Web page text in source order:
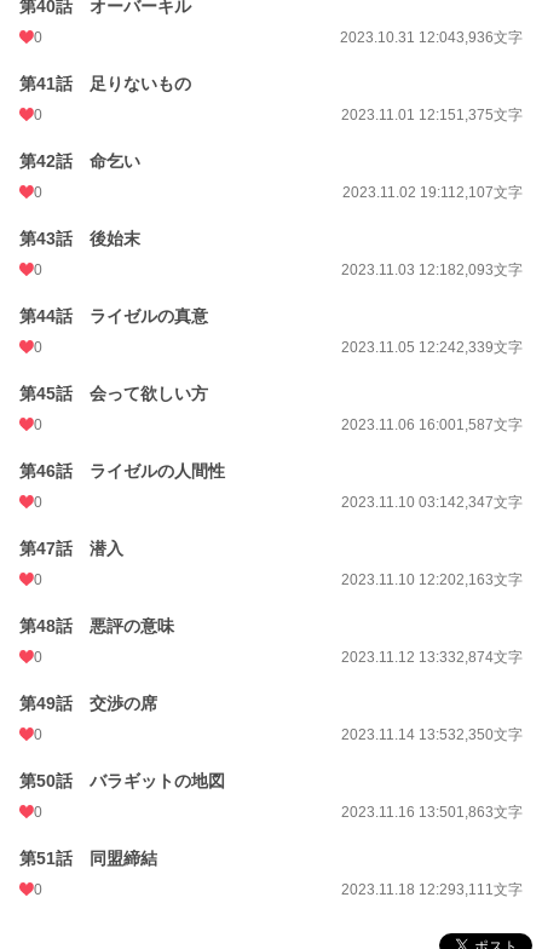
第40話 オーバーキル
0 2023.10.31 12:043,936文字
第41話 足りないもの
0 2023.11.01 12:151,375文字
第42話 命乞い
0 2023.11.02 19:112,107文字
第43話 後始末
0 2023.11.03 12:182,093文字
第44話 ライゼルの真意
0 2023.11.05 12:242,339文字
第45話 会って欲しい方
0 2023.11.06 16:001,587文字
第46話 ライゼルの人間性
0 2023.11.10 03:142,347文字
第47話 潜入
0 2023.11.10 12:202,163文字
第48話 悪評の意味
0 2023.11.12 13:332,874文字
第49話 交渉の席
0 2023.11.14 13:532,350文字
第50話 バラギットの地図
0 2023.11.16 13:501,863文字
第51話 同盟締結
0 2023.11.18 12:293,111文字